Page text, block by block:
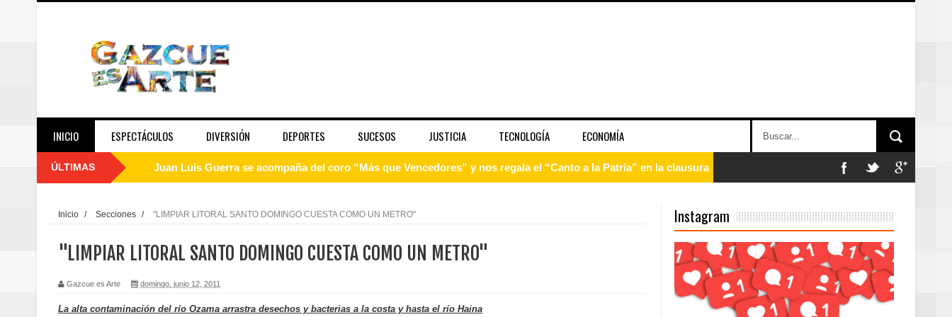
INICIO ESPECTÁCULOS DIVERSIÓN DEPORTES SUCESOS JUSTICIA TECNOLOGÍA ECONOMÍA
ÚLTIMAS Juan Luis Guerra se acompaña del coro “Más que Vencedores” y nos regala el “Canto a la Patria” en la clausura
Embajada dominicana en Francia y Banreservas lanzan convocatoria para residencias artísticas en París
Pavel Núñez y su Bipolarband deslumbran con una noche de fusiones e invitados de lujo en el Hard Rock Café
Inicio / Secciones / "LIMPIAR LITORAL SANTO DOMINGO CUESTA COMO UN METRO"
"LIMPIAR LITORAL SANTO DOMINGO CUESTA COMO UN METRO"
Gazcue es Arte domingo, junio 12, 2011
La alta contaminación del río Ozama arrastra desechos y bacterias a la costa y hasta el río Haina
Instagram